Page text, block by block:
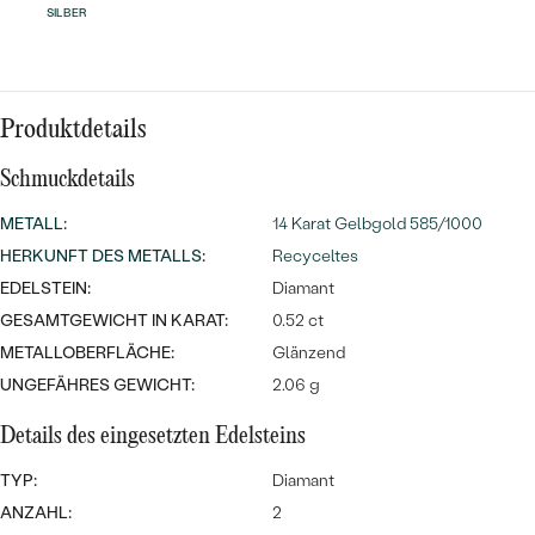
Wave Kollektion
ANSEHEN
NACH DER FARBE
MASSGEFERTIGTER
DIAMANTEN
Personalisierte
Halsketten
ANSEHEN
Ringe
ANSEHEN
SILBER
Produktdetails
Schmuckdetails
METALL:
14 Karat Gelbgold 585/1000
HERKUNFT DES METALLS:
Recyceltes
EDELSTEIN:
Diamant
GESAMTGEWICHT IN KARAT:
0.52 ct
METALLOBERFLÄCHE:
Glänzend
UNGEFÄHRES GEWICHT:
2.06 g
Details des eingesetzten Edelsteins
TYP:
Diamant
ANZAHL:
2